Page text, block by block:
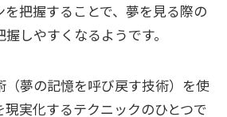
把握することで、夢を見る際の
しやすくなるようです。
（夢の記憶を呼び戻す技術）を使
実化するテクニックのひとつで